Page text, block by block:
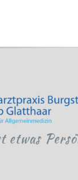
etwas